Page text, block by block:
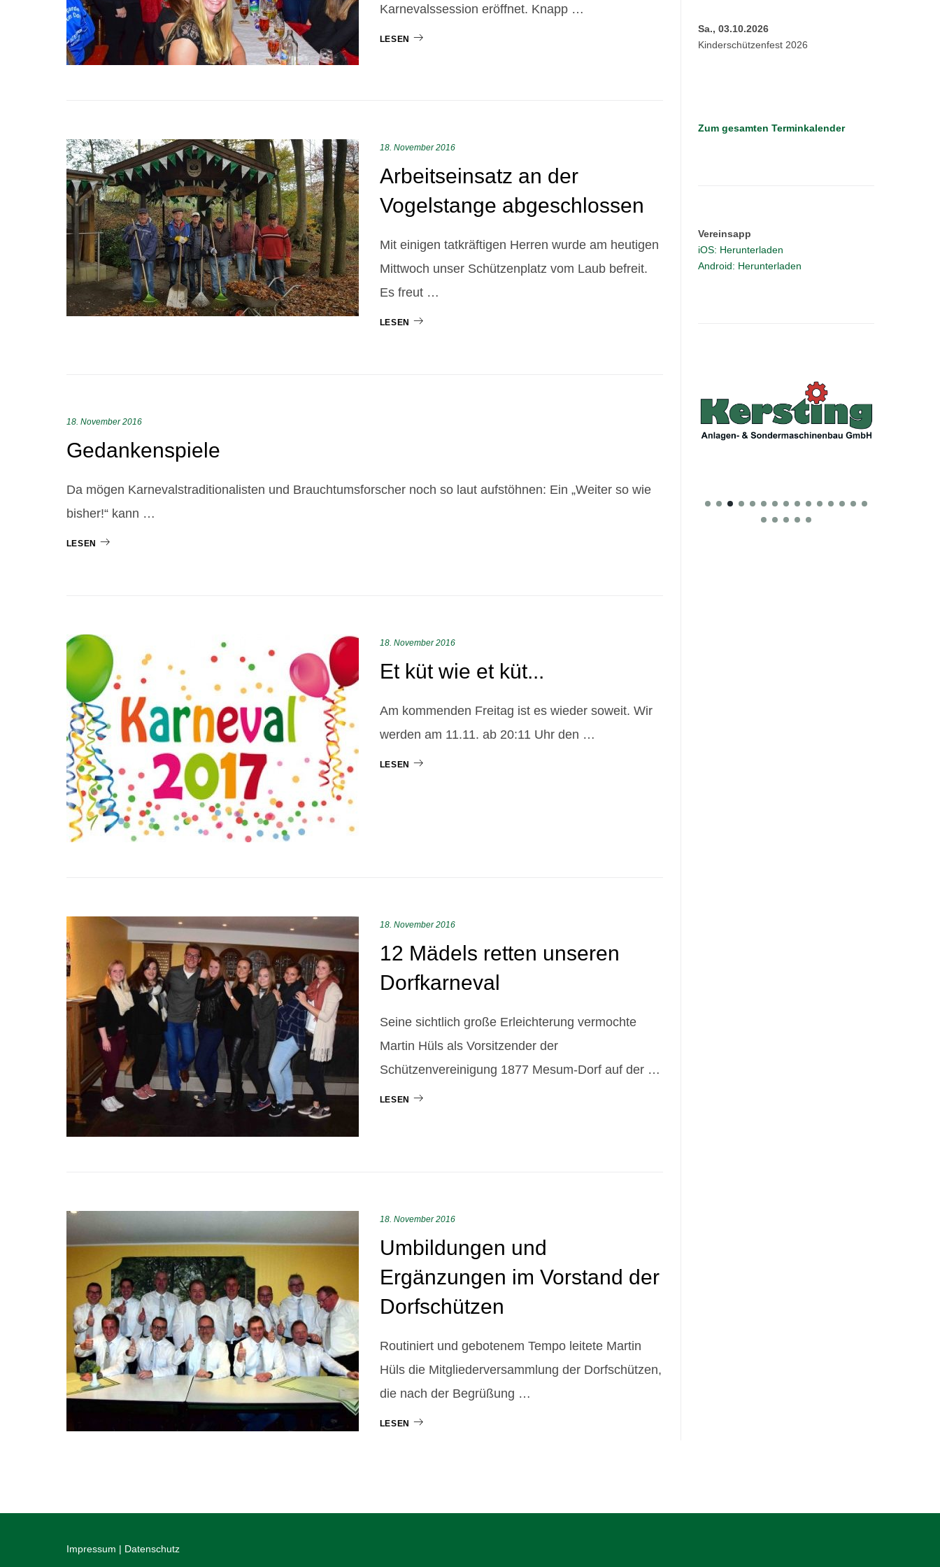
2016
Karnevalssession eröffnet. Knapp …
LESEN
18. November 2016
Arbeitseinsatz an der
Vogelstange abgeschlossen
Mit einigen tatkräftigen Herren wurde am heutigen
Mittwoch unser Schützenplatz vom Laub befreit.
Es freut …
LESEN
18. November 2016
Gedankenspiele
Da mögen Karnevalstraditionalisten und Brauchtumsforscher noch so laut aufstöhnen: Ein „Weiter so wie
bisher!“ kann …
LESEN
18. November 2016
Et küt wie et küt...
Am kommenden Freitag ist es wieder soweit. Wir
werden am 11.11. ab 20:11 Uhr den …
LESEN
18. November 2016
12 Mädels retten unseren
Dorfkarneval
Seine sichtlich große Erleichterung vermochte
Martin Hüls als Vorsitzender der
Schützenvereinigung 1877 Mesum-Dorf auf der …
LESEN
18. November 2016
Umbildungen und
Ergänzungen im Vorstand der
Dorfschützen
Routiniert und gebotenem Tempo leitete Martin
Hüls die Mitgliederversammlung der Dorfschützen,
die nach der Begrüßung …
LESEN
Sa., 03.10.2026
Kinderschützenfest 2026
Zum gesamten Terminkalender
Vereinsapp
iOS: Herunterladen
Android: Herunterladen
Impressum | Datenschutz